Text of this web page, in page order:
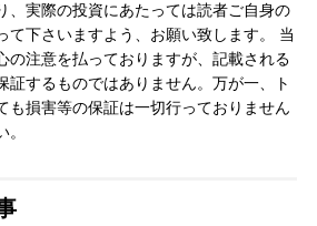
、実際の投資にあたっては読者ご自身の
て下さいますよう、お願い致します。 当
の注意を払っておりますが、記載される
証するものではありません。万が一、ト
も損害等の保証は一切行っておりません